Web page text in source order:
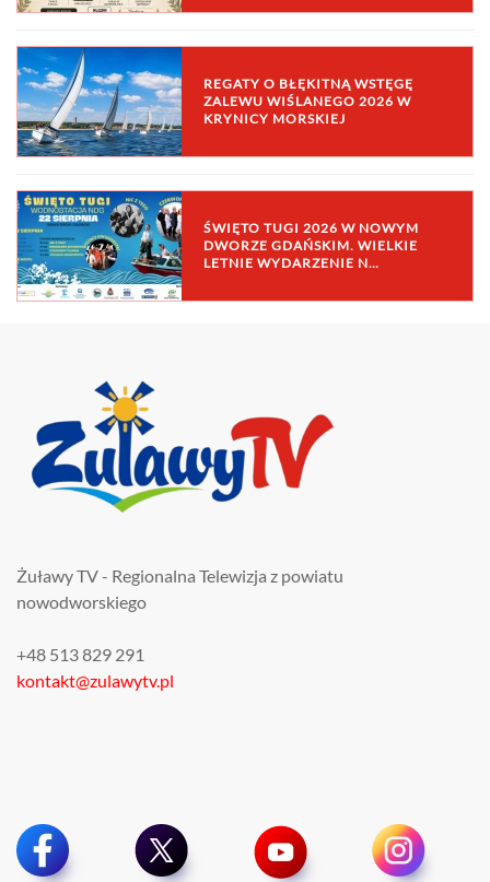
REGATY O BŁĘKITNĄ WSTĘGĘ
ZALEWU WIŚLANEGO 2026 W
KRYNICY MORSKIEJ
ŚWIĘTO TUGI 2026 W NOWYM
DWORZE GDAŃSKIM. WIELKIE
LETNIE WYDARZENIE N…
Żuławy TV - Regionalna Telewizja z powiatu
nowodworskiego
+48 513 829 291
kontakt@zulawytv.pl